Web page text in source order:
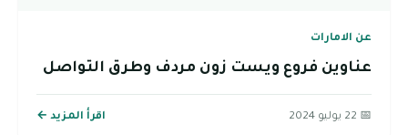
عن الامارات
عناوين فروع ويست زون مردف وطرق التواصل
📅 22 يوليو 2024 اقرأ المزيد ←